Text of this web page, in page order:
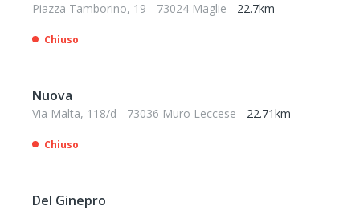
Piazza Tamborino, 19 - 73024 Maglie - 22.7km
Chiuso
Nuova
Via Malta, 118/d - 73036 Muro Leccese - 22.71km
Chiuso
Del Ginepro